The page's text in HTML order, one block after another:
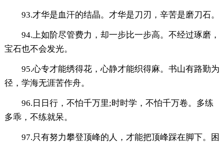
93.才华是血汗的结晶。才华是刀刃，辛苦是磨刀石。
94.上如阶尽管费力，却一步比一步高。不经过琢磨，
宝石也不会发光。
95.心专才能绣得花，心静才能织得麻。书山有路勤为
径，学海无涯苦作舟。
96.日日行，不怕千万里;时时学，不怕千万卷。多练
多乖，不练就呆。
97.只有努力攀登顶峰的人，才能把顶峰踩在脚下。困